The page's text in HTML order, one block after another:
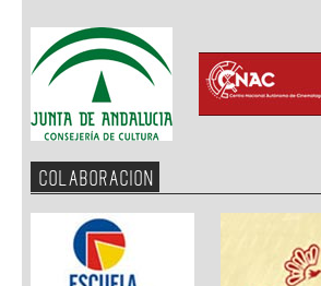
COLABORACION